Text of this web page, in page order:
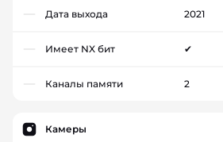
Дата выхода 2021
Имеет NX бит ✔
Каналы памяти 2
Камеры